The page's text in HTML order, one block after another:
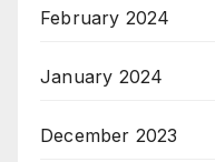
February 2024
January 2024
December 2023